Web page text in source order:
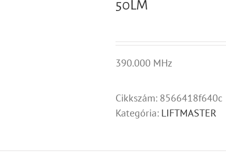
50LM
390.000 MHz
Cikkszám: 8566418f640c
Kategória: LIFTMASTER